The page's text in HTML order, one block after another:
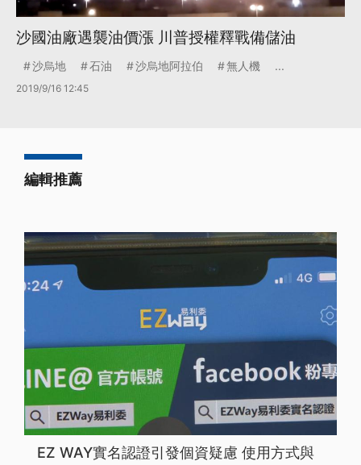
沙國油廠遇襲油價漲 川普授權釋戰備儲油
沙烏地 石油 沙烏地阿拉伯 無人機 ...
2019/9/16 12:45
編輯推薦
EZ WAY實名認證引發個資疑慮 使用方式與